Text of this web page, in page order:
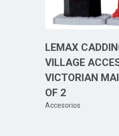
LEMAX
VILLAGE
VICTORIAN
OF 2
Accesorios